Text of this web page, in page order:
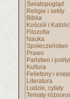
Światopogląd
Religie i sekty
Biblia
Kościół i
Filozofia
Nauka
Społeczeństwo
Prawo
Państwo i
Kultura
Felietony i eseje
Literatura
Ludzie, cytaty
Tematy